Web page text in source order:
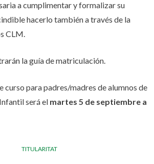
a cumplimentar y formalizar su
hacerlo también a través de la
CLM.
la guía de matriculación.
curso para padres/madres de alumnos de
será el martes 5 de septiembre a
TITULARITAT